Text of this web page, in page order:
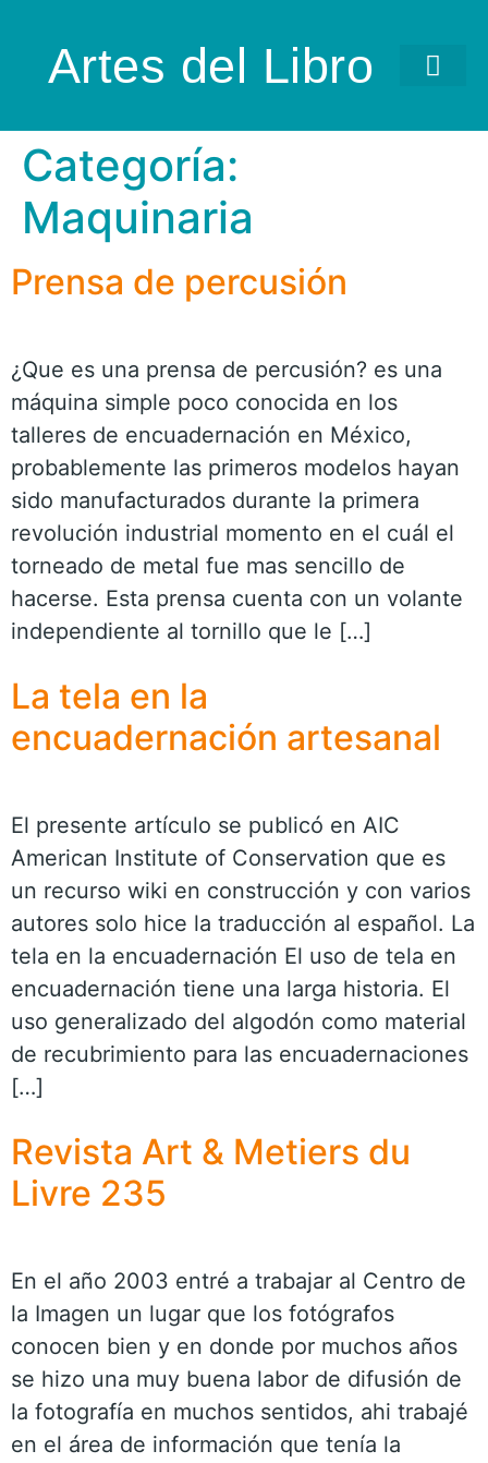
Artes del Libro
Categoría:
Maquinaria
Prensa de percusión
¿Que es una prensa de percusión? es una
máquina simple poco conocida en los
talleres de encuadernación en México,
probablemente las primeros modelos hayan
sido manufacturados durante la primera
revolución industrial momento en el cuál el
torneado de metal fue mas sencillo de
hacerse. Esta prensa cuenta con un volante
independiente al tornillo que le […]
La tela en la
encuadernación artesanal
El presente artículo se publicó en AIC
American Institute of Conservation que es
un recurso wiki en construcción y con varios
autores solo hice la traducción al español. La
tela en la encuadernación El uso de tela en
encuadernación tiene una larga historia. El
uso generalizado del algodón como material
de recubrimiento para las encuadernaciones
[…]
Revista Art & Metiers du
Livre 235
En el año 2003 entré a trabajar al Centro de
la Imagen un lugar que los fotógrafos
conocen bien y en donde por muchos años
se hizo una muy buena labor de difusión de
la fotografía en muchos sentidos, ahi trabajé
en el área de información que tenía la